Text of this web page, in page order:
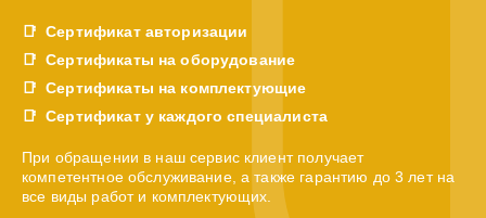
Сертификат авторизации
Сертификаты на оборудование
Сертификаты на комплектующие
Сертификат у каждого специалиста
При обращении в наш сервис клиент получает
компетентное обслуживание, а также гарантию до 3 лет на
все виды работ и комплектующих.